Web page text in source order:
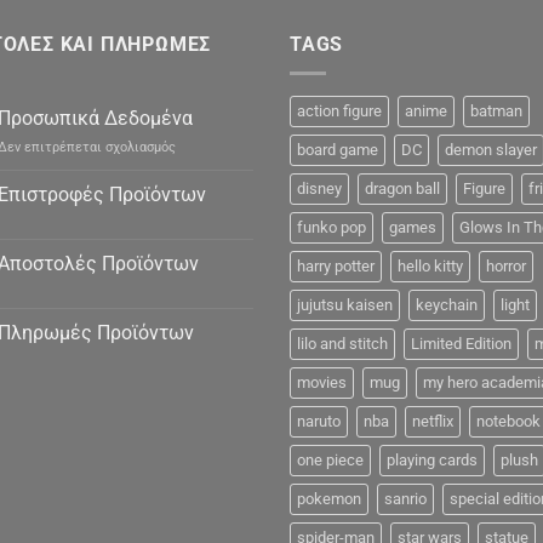
ΚΑΙ ΠΛΗΡΩΜΕΣ
Προσωπικά Δεδομένα
επιτρέπεται σχολιασμόςστο
Δεδομένα
Επιστροφές Προϊόντων
Προϊόντων
Πληρωμές Προϊόντων
TAGS
action figure anime batman
board game DC demon slayer
disney dragon ball Figure
funko pop games Glows In
harry potter hello kitty horror
jujutsu kaisen keychain light
lilo and stitch Limited Edition
movies mug my hero
naruto nba netflix notebook
one piece playing cards plush
pokemon sanrio special
spider-man star wars statue